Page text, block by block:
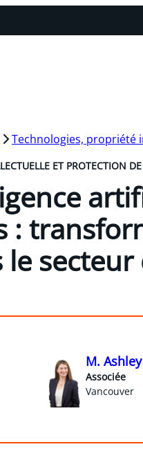
Technologies, propriété
ET PROTECTION
:
M.
Associée
Vancouver